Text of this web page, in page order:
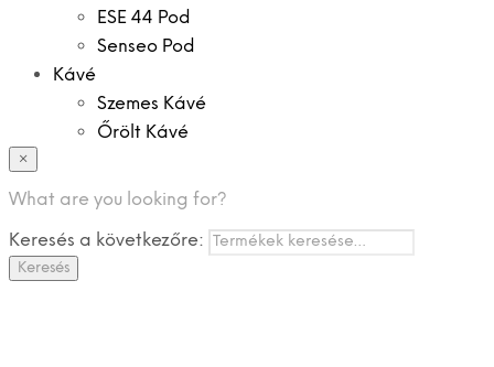
ESE 44 Pod
Senseo Pod
Kávé
Szemes Kávé
Őrölt Kávé
Instant Kávé
Zacskó Tea
Tartozékok
×
What are you looking for?
Keresés a következőre:
Keresés